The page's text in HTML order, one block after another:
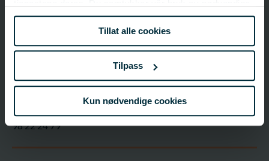
informasjonskapsler ved å bruke nettstedet vårt.
Tillat alle cookies
Tilpass
Kun nødvendige cookies
Sluttdato: 01.09.2009
Fagfelt:Villfisk;Industri, konvensjonell
Lorena Gallart Jornet
Fagsjef – Industri - Ålesund
lorena.jornet@fhf.no
98 22 24 79